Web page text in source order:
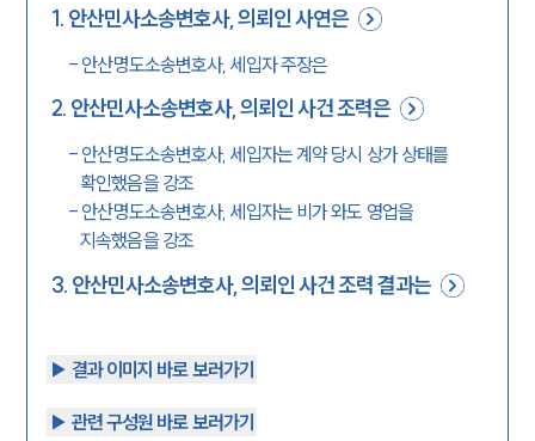
1. 안산민사소송변호사, 의뢰인 사연은
- 안산명도소송변호사, 세입자 주장은
2. 안산민사소송변호사, 의뢰인 사건 조력은
- 안산명도소송변호사, 세입자는 계약 당시 상가 상태를
확인했음을 강조
- 안산명도소송변호사, 세입자는 비가 와도 영업을
지속했음을 강조
3. 안산민사소송변호사, 의뢰인 사건 조력 결과는
▶︎ 결과 이미지 바로 보러가기
▶︎ 관련 구성원 바로 보러가기